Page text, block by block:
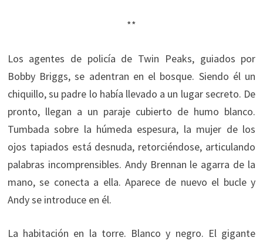
**
Los agentes de policía de Twin Peaks, guiados por
Bobby Briggs, se adentran en el bosque. Siendo él un
chiquillo, su padre lo había llevado a un lugar secreto. De
pronto, llegan a un paraje cubierto de humo blanco.
Tumbada sobre la húmeda espesura, la mujer de los
ojos tapiados está desnuda, retorciéndose, articulando
palabras incomprensibles. Andy Brennan le agarra de la
mano, se conecta a ella. Aparece de nuevo el bucle y
Andy se introduce en él.
La habitación en la torre. Blanco y negro. El gigante